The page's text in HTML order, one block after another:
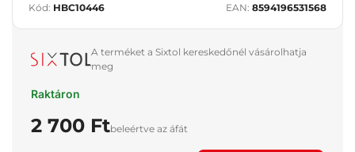
Kód: HBC10446 EAN: 8594196531568
A terméket a Sixtol kereskedőnél vásárolhatja
meg
Raktáron
2 700 Ftbeleértve az áfát